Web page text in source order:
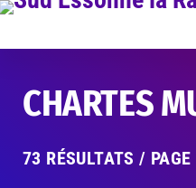
CHARTES
73 RÉSULTATS /